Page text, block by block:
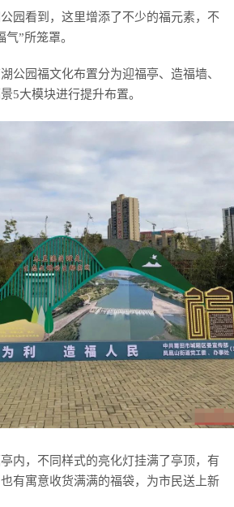
园看到，这里增添了不少的福元素，不
”所笼罩。
公园福文化布置分为迎福亭、造福墙、
5大模块进行提升布置。
内，不同样式的亮化灯挂满了亭顶，有
有寓意收货满满的福袋，为市民送上新